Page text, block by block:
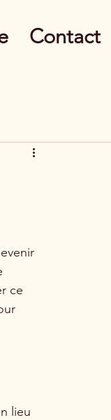
Contact
ce
lieu